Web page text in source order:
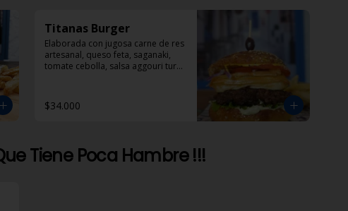
Titanas Burger
Elaborada con jugosa carne de res
artesanal, queso feta, saganaki,
tomate cebolla, salsa aggouri tursi
$34.000
Tiene Poca Hambre !!!